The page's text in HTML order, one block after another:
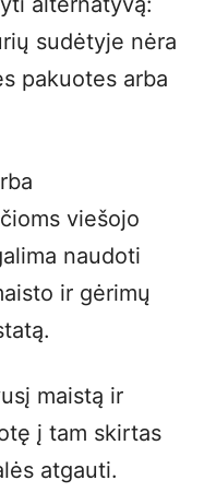
sudėtyje nėra
pakuotes arba
viešojo
naudoti
ir gėrimų
maistą ir
į tam skirtas
atgauti.